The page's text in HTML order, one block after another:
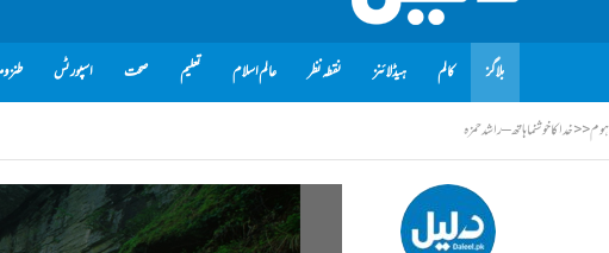
بلاگز کالم ہیڈلائنز نقطہ نظر عالم اسلام تعلیم صحت اسپورٹس طنز
ہوم<<خدا کا خوشنما ہاتھ – راشد حمزہ